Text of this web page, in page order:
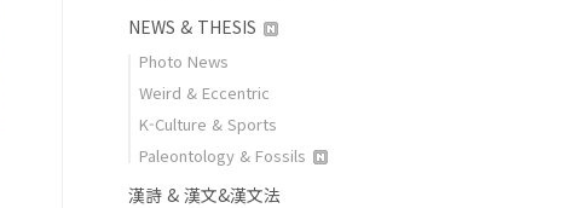
NEWS & THESIS
Photo News
Weird & Eccentric
K-Culture & Sports
Paleontology & Fossils
漢詩 & 漢文&漢文法